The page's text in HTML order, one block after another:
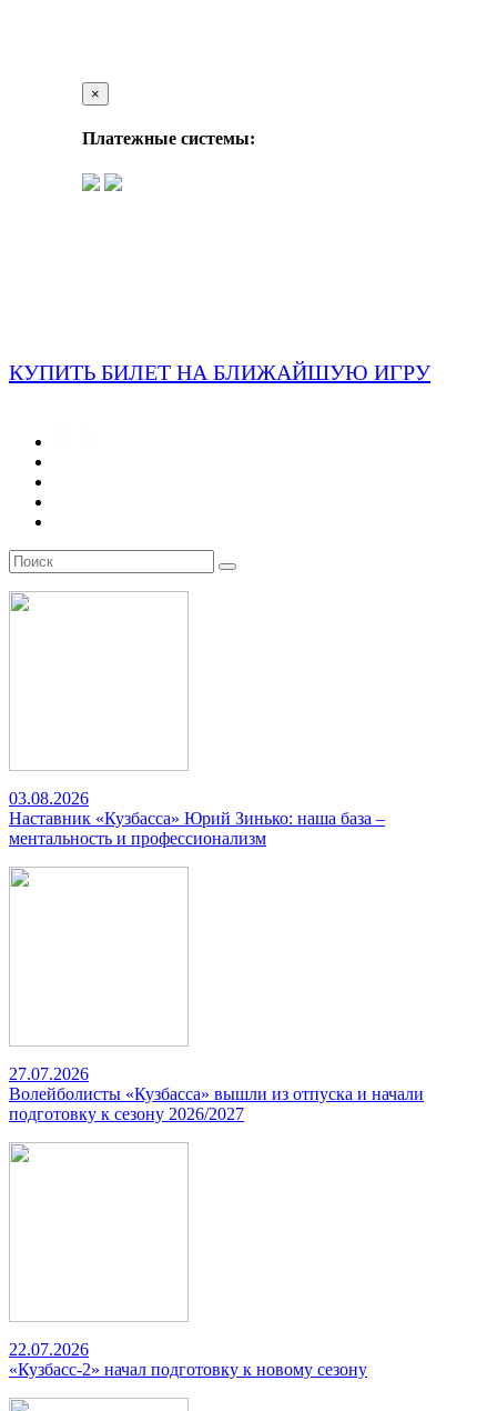
×
Платежные системы:
КУПИТЬ БИЛЕТ НА БЛИЖАЙШУЮ ИГРУ
03.08.2026
Наставник «Кузбасса» Юрий Зинько: наша база –
ментальность и профессионализм
27.07.2026
Волейболисты «Кузбасса» вышли из отпуска и начали
подготовку к сезону 2026/2027
22.07.2026
«Кузбасс-2» начал подготовку к новому сезону